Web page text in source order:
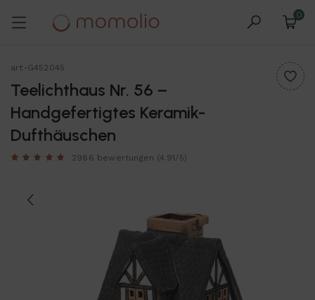
0
art-G452045
Teelichthaus Nr. 56 –
Handgefertigtes Keramik-
Dufthäuschen
2986 bewertungen (4.91/5)